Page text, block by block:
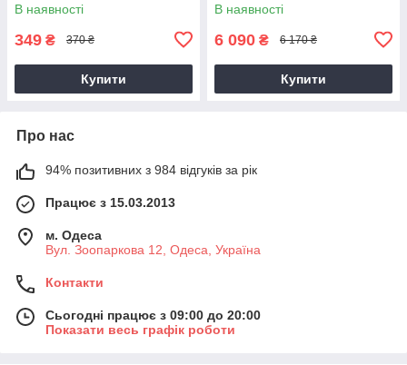
В наявності
349 ₴ 370 ₴
Купити
В наявності
6 090 ₴ 6 170 ₴
Купити
Про нас
94% позитивних з 984 відгуків за рік
Працює з 15.03.2013
м. Одеса
Вул. Зоопаркова 12, Одеса, Україна
Контакти
Сьогодні працює з 09:00 до 20:00
Показати весь графік роботи